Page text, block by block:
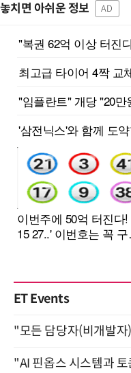
놓치면 아쉬운 정보 AD
ET Events